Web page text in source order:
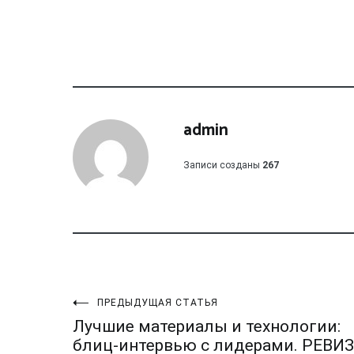
admin
Записи созданы 267
Навигация
ПРЕДЫДУЩАЯ СТАТЬЯ
Лучшие материалы и технологии:
блиц-интервью с лидерами.